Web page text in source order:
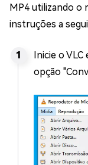
MP4 utilizando o
instruções a
Inicie o VLC
opção